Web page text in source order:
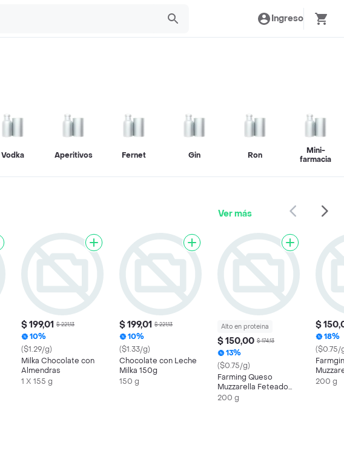
Ingreso
Vodka Aperitivos Fernet Gin Ron
Mini-
farmacia
Ver más
$ 199,01 $ 221,13
10%
($1.29/g)
Milka Chocolate con
Almendras
1 X 155 g
$ 199,01 $ 221,13
10%
($1.33/g)
Chocolate con Leche
Milka 150g
150 g
Alto en proteina
$ 150,00 $ 174,13
13%
($0.75/g)
Farming Queso
Muzzarella Feteado
Bajo en Sodio
200 g
$
18%
($0.75/
200 g